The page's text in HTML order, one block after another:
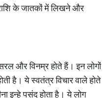
के जातकों में लिखने और
और विनम्र होते हैं। इन लोगों
है। ये स्वतंत्र विचार वाले होते
इन्हे पसंद होता है। ये लोग